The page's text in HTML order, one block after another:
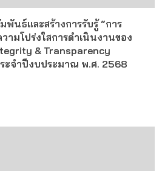
พันธ์และสร้างการรับรู้ “การ
ามโปร่งใสการดำเนินงานของ
& Transparency
ะจำปีงบประมาณ พ.ศ. 2568